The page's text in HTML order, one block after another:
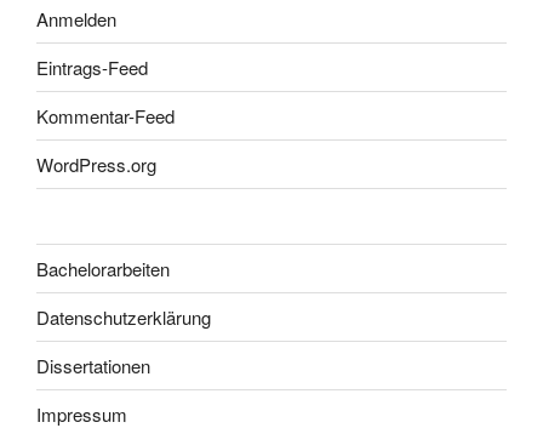
Anmelden
Eintrags-Feed
Kommentar-Feed
WordPress.org
Bachelorarbeiten
Datenschutzerklärung
Dissertationen
Impressum